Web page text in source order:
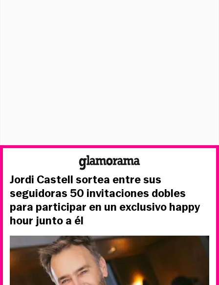
Jordi Castell sortea entre sus
seguidoras 50 invitaciones dobles
para participar en un exclusivo happy
hour junto a él